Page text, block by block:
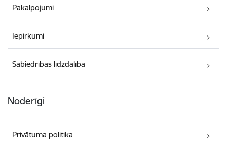
Pakalpojumi
Iepirkumi
Sabiedrības līdzdalība
Noderīgi
Privātuma politika